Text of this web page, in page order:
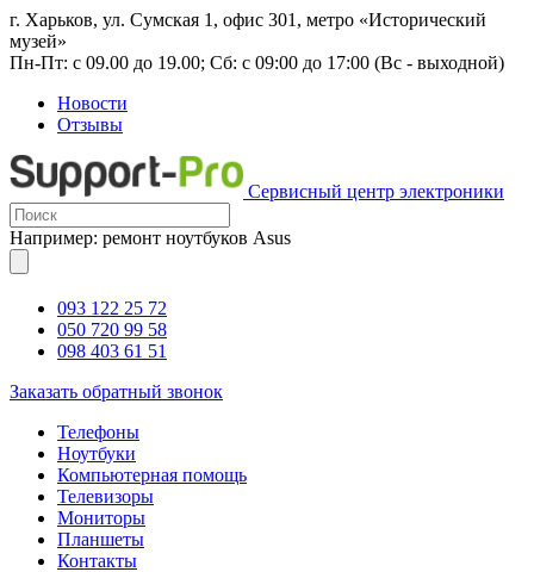
г. Харьков, ул. Сумская 1, офис 301, метро «Исторический
музей»
Пн-Пт: с 09.00 до 19.00; Сб: с 09:00 до 17:00 (Вс - выходной)
Новости
Отзывы
Сервисный центр электроники
Например: ремонт ноутбуков Asus
093 122 25 72
050 720 99 58
098 403 61 51
Заказать обратный звонок
Телефоны
Ноутбуки
Компьютерная помощь
Телевизоры
Мониторы
Планшеты
Контакты